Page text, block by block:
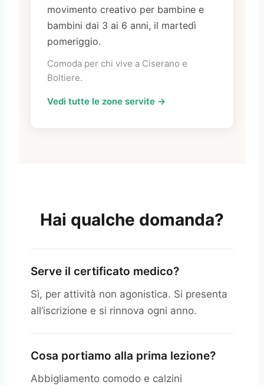
movimento creativo per bambine e
bambini dai 3 ai 6 anni, il martedì
pomeriggio.
Comoda per chi vive a Ciserano e
Boltiere.
Vedi tutte le zone servite →
Hai qualche domanda?
Serve il certificato medico?
Sì, per attività non agonistica. Si presenta
all’iscrizione e si rinnova ogni anno.
Cosa portiamo alla prima lezione?
Abbigliamento comodo e calzini